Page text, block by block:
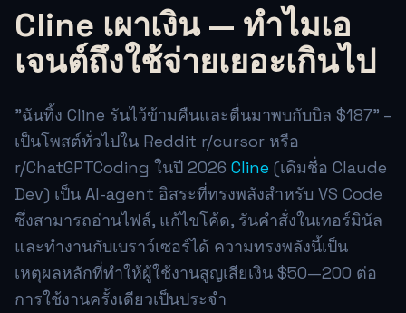
Cline เผาเงิน — ทำไมเอ
เจนต์ถึงใช้จ่ายเยอะเกินไป
"ฉันทิ้ง Cline รันไว้ข้ามคืนและตื่นมาพบกับบิล $187" –
เป็นโพสต์ทั่วไปใน Reddit r/cursor หรือ
r/ChatGPTCoding ในปี 2026 Cline (เดิมชื่อ Claude
Dev) เป็น AI-agent อิสระที่ทรงพลังสำหรับ VS Code
ซึ่งสามารถอ่านไฟล์, แก้ไขโค้ด, รันคำสั่งในเทอร์มินัล
และทำงานกับเบราว์เซอร์ได้ ความทรงพลังนี้เป็น
เหตุผลหลักที่ทำให้ผู้ใช้งานสูญเสียเงิน $50—200 ต่อ
การใช้งานครั้งเดียวเป็นประจำ